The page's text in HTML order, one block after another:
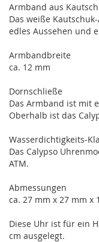
Armband aus
Das weiße
edles Aussehen und
Armbandbreite
ca. 12 mm
Dornschließe
Das Armband ist mit
Oberhalb ist das
Wasserdichtigkeits-
Das Calypso
ATM.
Abmessungen
ca. 27 mm x 27 mm x
Diese Uhr ist für ein
cm ausgelegt.